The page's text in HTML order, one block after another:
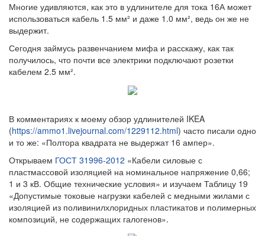
Многие удивляются, как это в удлинителе для тока 16А может
использоваться кабель 1.5 мм² и даже 1.0 мм², ведь он же не
выдержит.
Сегодня займусь развенчанием мифа и расскажу, как так
получилось, что почти все электрики подключают розетки
кабелем 2.5 мм².
В комментариях к моему обзор удлинителей IKEA
(https://ammo1.livejournal.com/1229112.html) часто писали одно
и то же: «Полтора квадрата не выдержат 16 ампер».
Открываем ГОСТ 31996-2012 «Кабели силовые с
пластмассовой изоляцией на номинальное напряжение 0,66;
1 и 3 кВ. Общие технические условия» и изучаем Таблицу 19
«Допустимые токовые нагрузки кабелей с медными жилами с
изоляцией из поливинилхлоридных пластикатов и полимерных
композиций, не содержащих галогенов».